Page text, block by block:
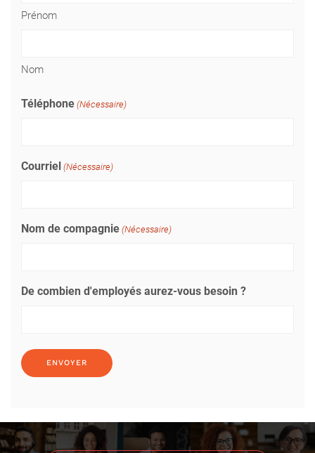
Prénom
Nom
Téléphone (Nécessaire)
Courriel (Nécessaire)
Nom de compagnie (Nécessaire)
De combien d'employés aurez-vous besoin ?